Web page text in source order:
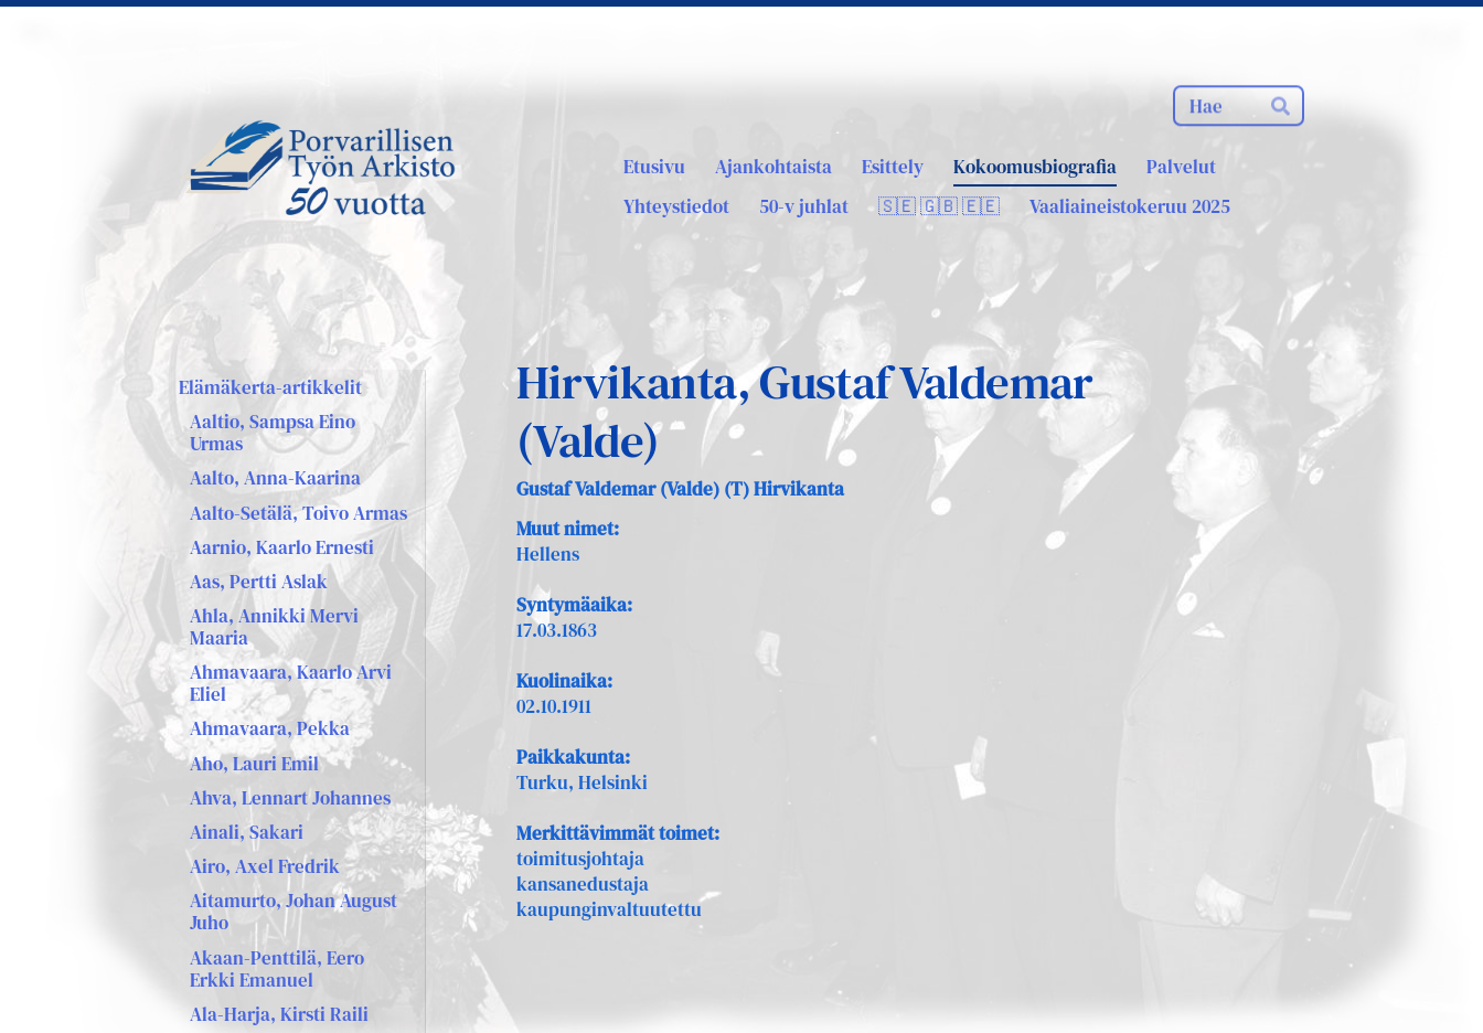
Haku
Hae
Sivuston etusivulle
Etusivu Ajankohtaista Esittely Kokoomusbiografia
Palvelut
Yhteystiedot
50-v juhlat 🇸🇪 🇬🇧 🇪🇪 Vaaliaineistokeruu 2025
Elämäkerta-artikkelit
Aaltio, Sampsa Eino
Urmas
Aalto, Anna-Kaarina
Aalto-Setälä, Toivo Armas
Aarnio, Kaarlo Ernesti
Aas, Pertti Aslak
Ahla, Annikki Mervi
Maaria
Ahmavaara, Kaarlo Arvi
Eliel
Ahmavaara, Pekka
Aho, Lauri Emil
Ahva, Lennart Johannes
Ainali, Sakari
Airo, Axel Fredrik
Aitamurto, Johan August
Juho
Akaan-Penttilä, Eero
Erkki Emanuel
Ala-Harja, Kirsti Raili
Hirvikanta, Gustaf Valdemar
(Valde)
Gustaf Valdemar (Valde) (T) Hirvikanta
Muut nimet:
Hellens
Syntymäaika:
17.03.1863
Kuolinaika:
02.10.1911
Paikkakunta:
Turku, Helsinki
Merkittävimmät toimet:
toimitusjohtaja
kansanedustaja
kaupunginvaltuutettu